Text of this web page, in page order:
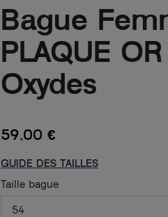
Bague
PLAQUE
Oxydes
59,00 €
GUIDE DES TAILLES
Taille bague
54